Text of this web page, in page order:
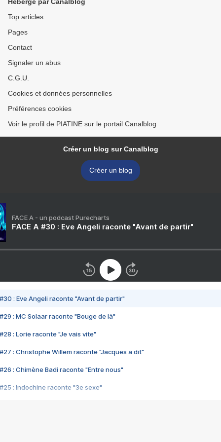
Top articles
Pages
Contact
Signaler un abus
C.G.U.
Cookies et données personnelles
Préférences cookies
Voir le profil de PIATINE sur le portail Canalblog
Créer un blog sur Canalblog
Créer un blog
FACE A - un podcast Purecharts
FACE A #30 : Eve Angeli raconte "Avant de partir"
#30 : Eve Angeli raconte "Avant de partir"
#29 : MC Solaar raconte "Bouge de là"
#28 : Lorie raconte "Je vais vite"
#27 : Christophe Willem raconte "Jacques a dit"
#26 : Chimène Badi raconte "Entre nous"
#25 : Indochine raconte "3e sexe"